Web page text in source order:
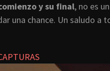
y su final, no es
una chance. Un saludo a